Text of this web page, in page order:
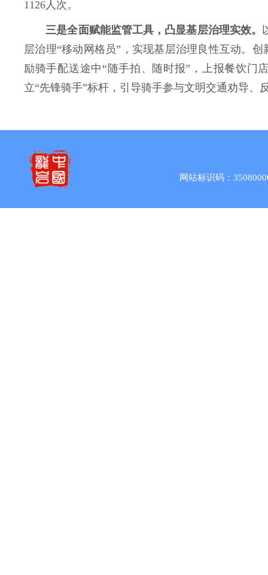
1126人次。
三是全面赋能监管工具，凸显基层治理实效。
层治理“移动网格员”，实现基层治理良性互动。
励骑手配送途中“随手拍、随时报”，上报餐饮门
立“先锋骑手”标杆，引导骑手参与文明交通劝导
网站标识码：